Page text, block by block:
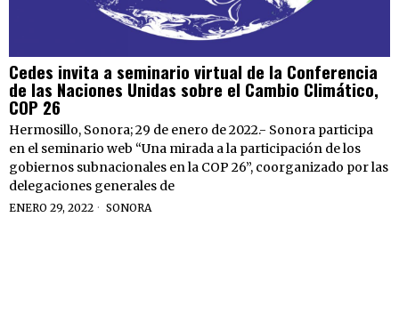
Cedes invita a seminario virtual de la Conferencia
de las Naciones Unidas sobre el Cambio Climático,
COP 26
Hermosillo, Sonora; 29 de enero de 2022.- Sonora participa
en el seminario web “Una mirada a la participación de los
gobiernos subnacionales en la COP 26”, coorganizado por las
delegaciones generales de
ENERO 29, 2022 SONORA